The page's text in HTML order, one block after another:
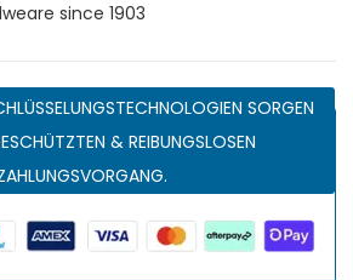
since 1903
SORGEN
& REIBUNGSLOSEN